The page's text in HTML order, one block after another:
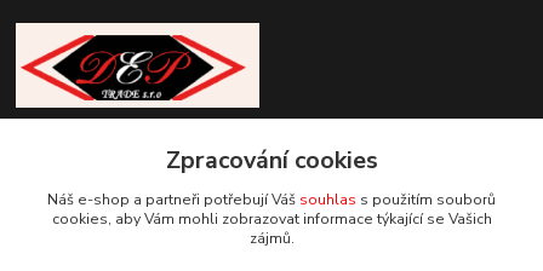
+420 777 085 857
info@deptrade.cz
Zpracování cookies
Náš e-shop a partneři potřebují Váš souhlas s použitím souborů
cookies, aby Vám mohli zobrazovat informace týkající se Vašich
zájmů.